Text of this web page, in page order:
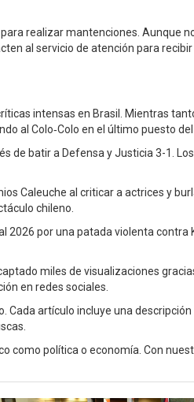
realizar mantenciones. Aunque
al servicio de atención para recibir
intensas en Brasil. Mientras
al Colo‑Colo en el último puesto del
de batir a Defensa y Justicia 3-1.
Caleuche al criticar a actrices y
chileno.
por una patada violenta contra
miles de visualizaciones
en redes sociales.
Cada artículo incluye una descripción
como política o economía. Con